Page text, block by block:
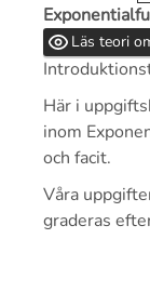
Läs teori
Här i
inom
och facit.
Våra
graderas